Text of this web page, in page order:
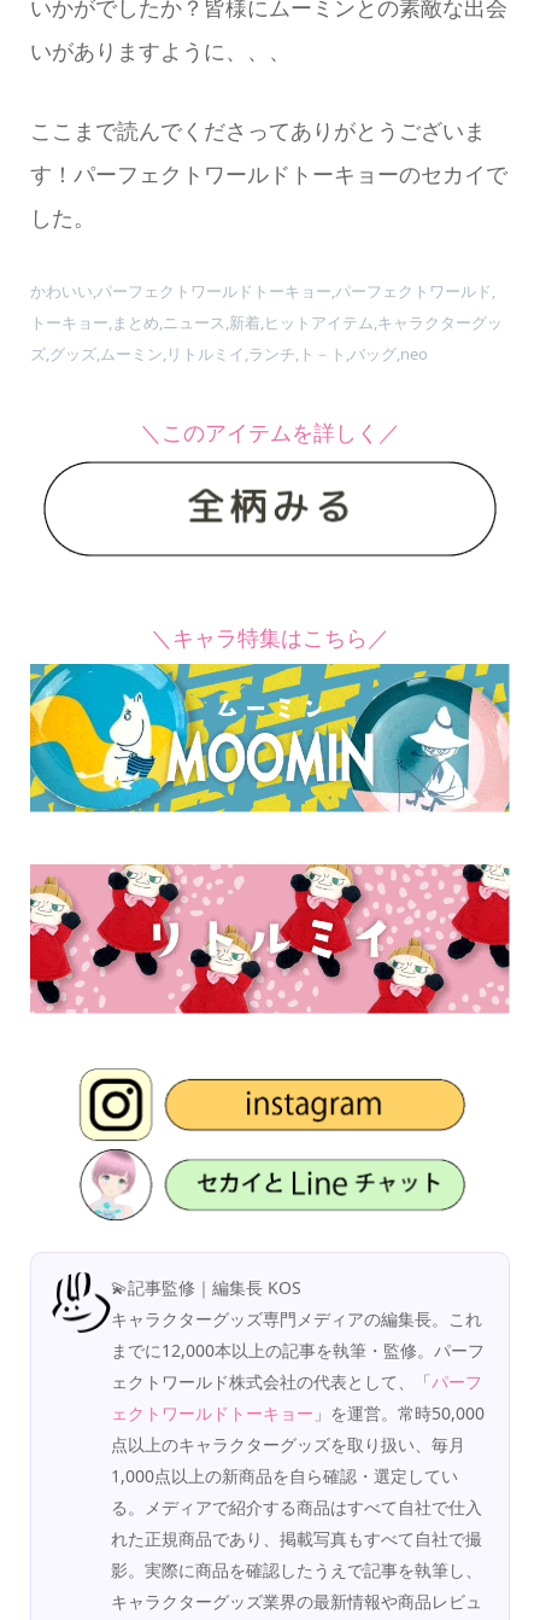
いかがでしたか？皆様にムーミンとの素敵な出会
いがありますように、、、
ここまで読んでくださってありがとうございま
す！パーフェクトワールドトーキョーのセカイで
した。
かわいい,パーフェクトワールドトーキョー,パーフェクトワールド,
トーキョー,まとめ,ニュース,新着,ヒットアイテム,キャラクターグッ
ズ,グッズ,ムーミン,リトルミイ,ランチ,ト－ト,バッグ,neo
＼このアイテムを詳しく／
＼キャラ特集はこちら／
💫記事監修｜編集長 KOS
キャラクターグッズ専門メディアの編集長。これ
までに12,000本以上の記事を執筆・監修。パーフ
ェクトワールド株式会社の代表として、「パーフ
ェクトワールドトーキョー 」を運営。常時50,000
点以上のキャラクターグッズを取り扱い、毎月
1,000点以上の新商品を自ら確認・選定してい
る。メディアで紹介する商品はすべて自社で仕入
れた正規商品であり、掲載写真もすべて自社で撮
影。実際に商品を確認したうえで記事を執筆し、
キャラクターグッズ業界の最新情報や商品レビュ